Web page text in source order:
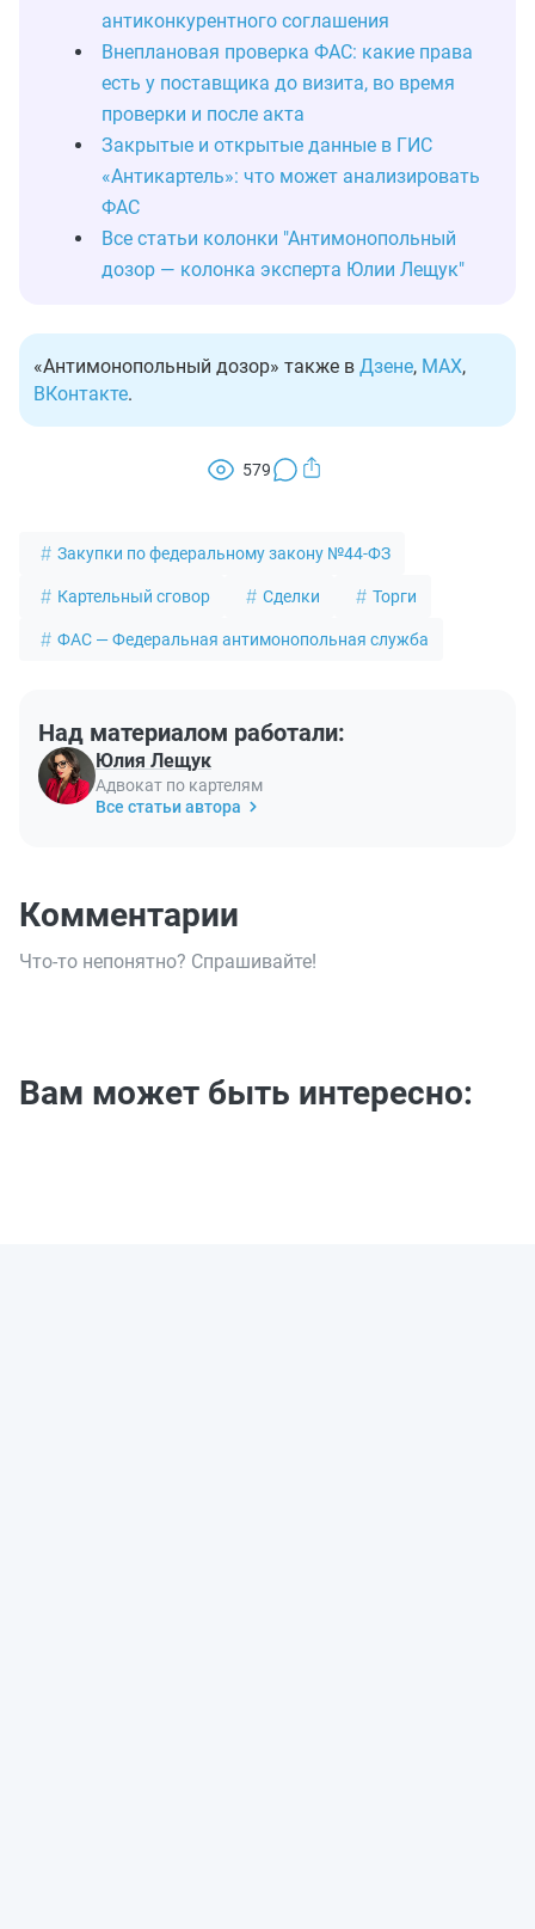
антиконкурентного соглашения
Внеплановая проверка ФАС: какие права
есть у поставщика до визита, во время
проверки и после акта
Закрытые и открытые данные в ГИС
«Антикартель»: что может анализировать
ФАС
Все статьи колонки "Антимонопольный
дозор — колонка эксперта Юлии Лещук"
«Антимонопольный дозор» также в Дзене, MAX,
ВКонтакте.
579
Закупки по федеральному закону №44-ФЗ
Картельный сговор Сделки Торги
ФАС — Федеральная антимонопольная служба
Над материалом работали:
Юлия Лещук
Адвокат по картелям
Все статьи автора
Комментарии
Что-то непонятно? Спрашивайте!
Вам может быть интересно: